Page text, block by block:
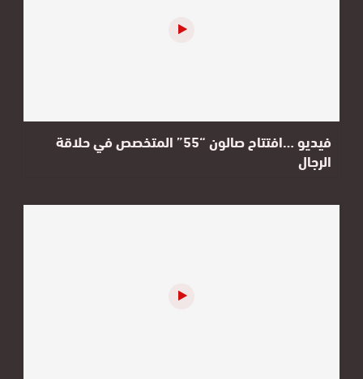
فيديو …افتتاح صالون “55” المتخصص في حلاقة
الرجال